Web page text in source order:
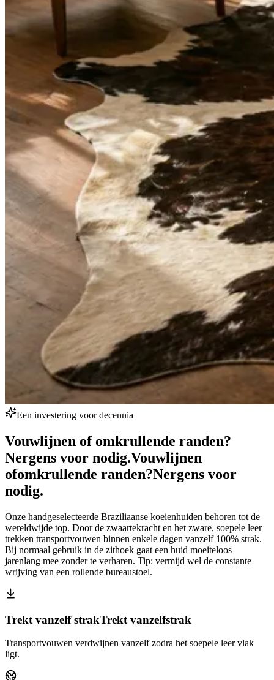
Een investering voor decennia
Vouwlijnen of omkrullende randen?
Nergens voor nodig.Vouwlijnen
ofomkrullende randen?Nergens voor
nodig.
Onze handgeselecteerde Braziliaanse koeienhuiden behoren tot de
wereldwijde top. Door de zwaartekracht en het zware, soepele leer
trekken transportvouwen binnen enkele dagen vanzelf 100% strak.
Bij normaal gebruik in de zithoek gaat een huid moeiteloos
jarenlang mee zonder te verharen. Tip: vermijd wel de constante
wrijving van een rollende bureaustoel.
Trekt vanzelf strakTrekt vanzelfstrak
Transportvouwen verdwijnen vanzelf zodra het soepele leer vlak
ligt.